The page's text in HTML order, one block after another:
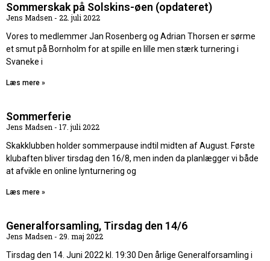
Sommerskak på Solskins-øen (opdateret)
Jens Madsen
22. juli 2022
Vores to medlemmer Jan Rosenberg og Adrian Thorsen er sørme
et smut på Bornholm for at spille en lille men stærk turnering i
Svaneke i
Læs mere »
Sommerferie
Jens Madsen
17. juli 2022
Skakklubben holder sommerpause indtil midten af August. Første
klubaften bliver tirsdag den 16/8, men inden da planlægger vi både
at afvikle en online lynturnering og
Læs mere »
Generalforsamling, Tirsdag den 14/6
Jens Madsen
29. maj 2022
Tirsdag den 14. Juni 2022 kl. 19:30 Den årlige Generalforsamling i